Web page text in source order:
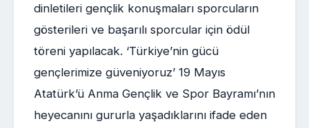
dinletileri gençlik konuşmaları sporcuların
gösterileri ve başarılı sporcular için ödül
töreni yapılacak. ‘Türkiye’nin gücü
gençlerimize güveniyoruz’ 19 Mayıs
Atatürk’ü Anma Gençlik ve Spor Bayramı’nın
heyecanını gururla yaşadıklarını ifade eden